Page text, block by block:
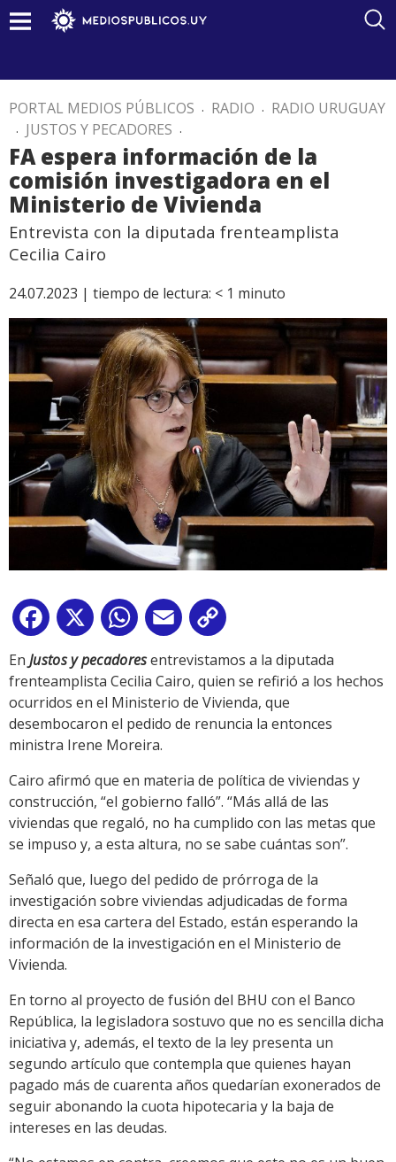
PORTAL MEDIOS PÚBLICOS . RADIO . RADIO URUGUAY
. JUSTOS Y PECADORES .
FA espera información de la
comisión investigadora en el
Ministerio de Vivienda
Entrevista con la diputada frenteamplista
Cecilia Cairo
24.07.2023 | tiempo de lectura: < 1 minuto
Facebook
X WhatsApp
Email
Link
En Justos y pecadoresentrevistamos a la diputada
frenteamplista Cecilia Cairo, quien se refirió a los hechos
ocurridos en el Ministerio de Vivienda, que
desembocaron el pedido de renuncia la entonces
ministra Irene Moreira.
Cairo afirmó que en materia de política de viviendas y
construcción, “el gobierno falló”. “Más allá de las
viviendas que regaló, no ha cumplido con las metas que
se impuso y, a esta altura, no se sabe cuántas son”.
Señaló que, luego del pedido de prórroga de la
investigación sobre viviendas adjudicadas de forma
directa en esa cartera del Estado, están esperando la
información de la investigación en el Ministerio de
Vivienda.
En torno al proyecto de fusión del BHU con el Banco
República, la legisladora sostuvo que no es sencilla dicha
iniciativa y, además, el texto de la ley presenta un
segundo artículo que contempla que quienes hayan
pagado más de cuarenta años quedarían exonerados de
seguir abonando la cuota hipotecaria y la baja de
intereses en las deudas.